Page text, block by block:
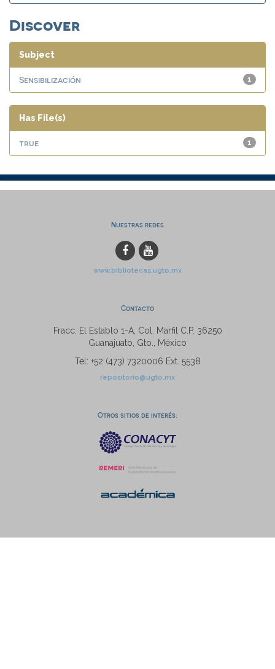
Discover
Subject
1
Sensibilización
Has File(s)
1
true
Nuestras redes
www.bibliotecas.ugto.mx
Contacto
Fracc. El Establo 1-A, Col. Marfil C.P. 36250
Guanajuato, Gto., México
Tel: +52 (473) 7320006 Ext. 5538
repositorio@ugto.mx
Otros sitios de interés: